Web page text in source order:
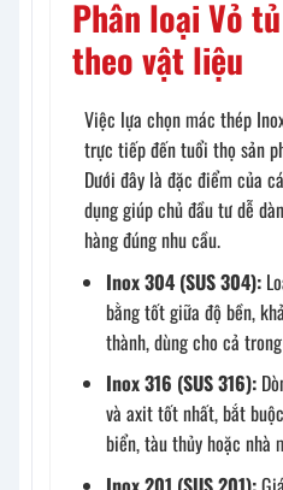
Phân loại Vỏ
theo vật liệu
Việc lựa chọn mác thép
trực tiếp đến tuổi thọ sản
Dưới đây là đặc điểm của
dụng giúp chủ đầu tư dễ
hàng đúng nhu cầu.
Inox 304 (SUS 304):
bằng tốt giữa độ bền,
thành, dùng cho cả
Inox 316 (SUS 316):
và axit tốt nhất, bắt
biển, tàu thủy hoặc nhà